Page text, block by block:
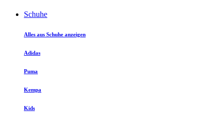
Schuhe
Alles aus Schuhe anzeigen
Adidas
Puma
Kempa
Kids